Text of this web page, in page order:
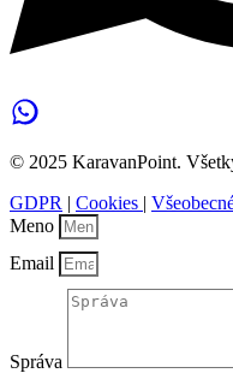
© 2025 KaravanPoint.
GDPR | Cookies |
Meno
Email
Správa